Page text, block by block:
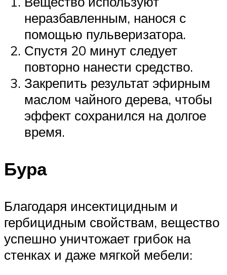
неразбавленным, нанося с
помощью пульверизатора.
Спустя 20 минут следует
повторно нанести средство.
Закрепить результат эфирным
маслом чайного дерева, чтобы
эффект сохранился на долгое
время.
Бура
Благодаря инсектицидным и
гербицидным свойствам, вещество
успешно уничтожает грибок на
стенках и даже мягкой мебели: